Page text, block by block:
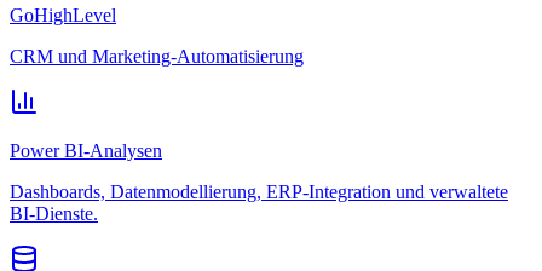
GoHighLevel
CRM und Marketing-Automatisierung
Power BI-Analysen
Dashboards, Datenmodellierung, ERP-Integration und verwaltete
BI-Dienste.